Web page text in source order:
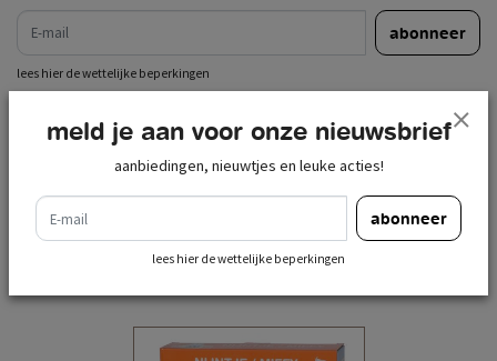
abonneer
lees hier de wettelijke beperkingen
recent bekeken
meld je aan voor onze nieuwsbrief
aanbiedingen, nieuwtjes en leuke acties!
e-mail
abonneer
lees hier de wettelijke beperkingen